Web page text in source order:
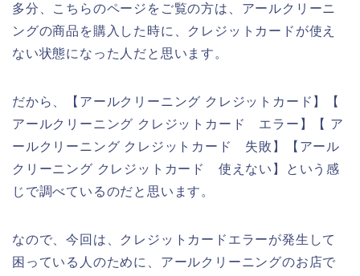
多分、こちらのページをご覧の方は、アールクリーニ
ングの商品を購入した時に、クレジットカードが使え
ない状態になった人だと思います。
だから、【アールクリーニング クレジットカード】【
アールクリーニング クレジットカード エラー】【 ア
ールクリーニング クレジットカード 失敗】【アール
クリーニング クレジットカード 使えない】という感
じで調べているのだと思います。
なので、今回は、クレジットカードエラーが発生して
困っている人のために、アールクリーニングのお店で